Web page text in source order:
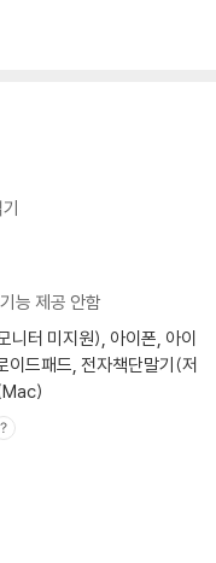
능 제공 안함
터 미지원), 아이폰, 아이
이드패드, 전자책단말기(저